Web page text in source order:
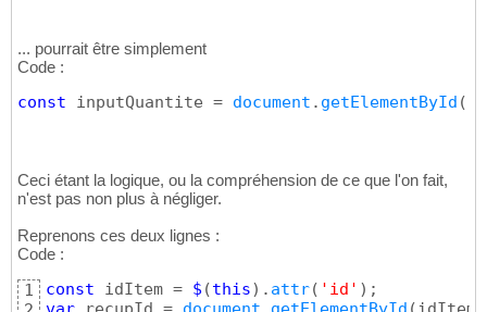
... pourrait être simplement
Code :
const inputQuantite = document . getElementById (
Ceci étant la logique, ou la compréhension de ce que l'on fait,
n'est pas non plus à négliger.
Reprenons ces deux lignes :
Code :
1
const idItem = $ (this) . attr( 'id' )